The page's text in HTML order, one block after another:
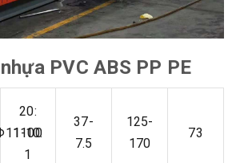
PVC ABS PP PE
20:
1-10:
1
37-
7.5
125-
170
73